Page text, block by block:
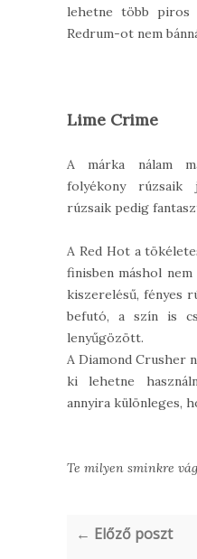
lehetne több piros
Redrum-ot nem
Lime Crime
A márka nálam
folyékony rúzsaik
rúzsaik pedig
A Red Hot a
finisben máshol nem
kiszerelésű, fényes
befutó, a szín is
lenyűgözött.
A Diamond Crusher
ki lehetne
annyira különleges,
Te milyen sminkre
← Előző poszt